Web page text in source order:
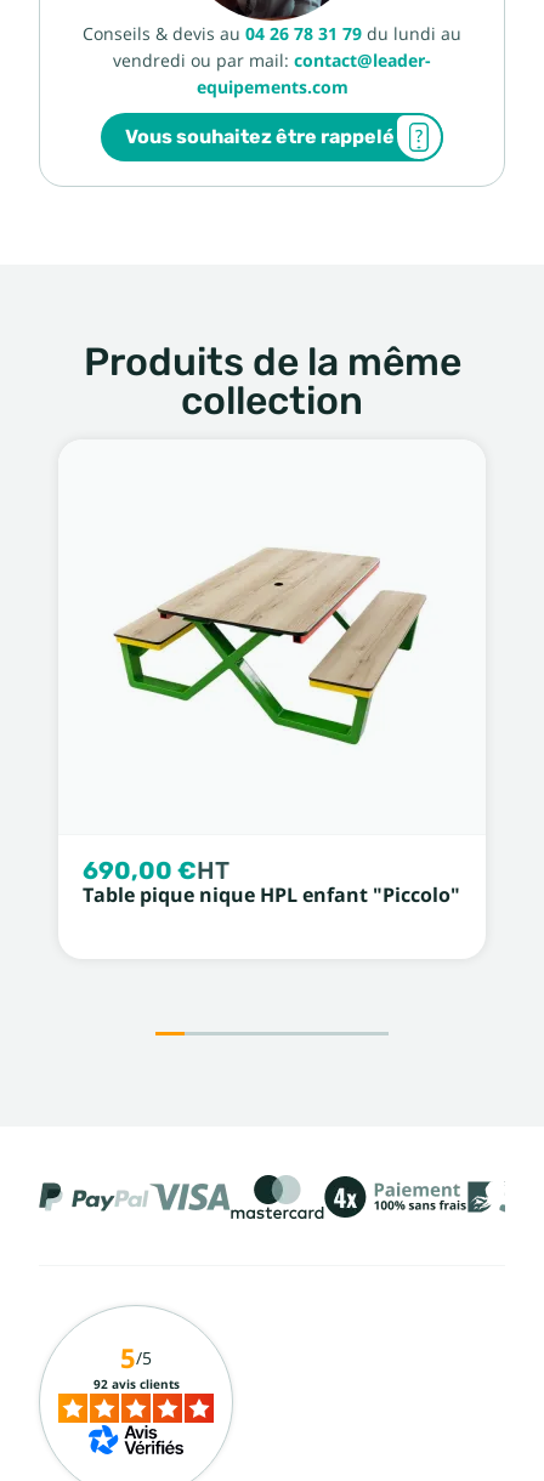
Conseils & devis au 04 26 78 31 79 du lundi au
vendredi ou par mail: contact@leader-
equipements.com
Vous souhaitez être rappelé
Produits de la même
collection
690,00 €HT
Table pique nique HPL enfant "Piccolo"
5/5
92 avis clients